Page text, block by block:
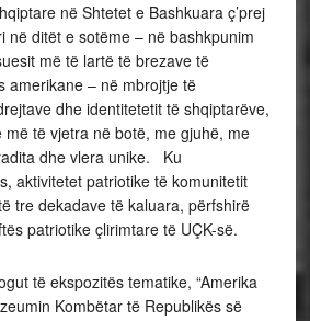
në Shtetet e Bashkuara ç’prej
në ditët e sotëme – në bashkpunim
më të lartë të brezave të
amerikane – në mbrojtje të
dhe identitetetit të shqiptarëve,
më të vjetra në botë, me gjuhë, me
dhe vlera unike. Ku
aktivitetet patriotike të komunitetit
tre dekadave të kaluara, përfshirë
patriotike çlirimtare të UÇK-së.
të ekspozitës tematike, “Amerika
Kombëtar të Republikës së